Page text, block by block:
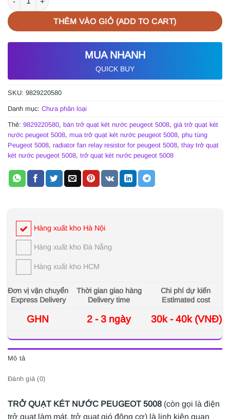
THÊM VÀO GIỎ (ADD TO CART)
MUA NHANH
QUICK BUY
SKU: 9829220580
Danh mục: Chưa phân loại
Thẻ: 9829220580, bán trở quạt két nước peugeot 5008, giá trở quạt két
nước peugeot 5008, mua trở quạt két nước peugeot 5008, phụ tùng
Peugeot 5008, radiator fan relay resistor for peugeot 5008, thay trở quạt
két nước peugeot 5008, trở quạt két nước peugeot 5008
Hàng xuất kho Hà Nội
Hàng xuất kho Đà Nẵng
Hàng xuất kho HCM
Đơn vị vận chuyển
Express Delivery
Thời gian giao hàng
Delivery time
Chi phí dự kiến
Estimated cost
GHN 2 - 3 ngày 30k - 40k (VNĐ)
Mô tả
Đánh giá (0)
TRỞ QUẠT KÉT NƯỚC PEUGEOT 5008 (còn gọi là điện
trở quạt làm mát, trở quạt gió động cơ) là linh kiện quan